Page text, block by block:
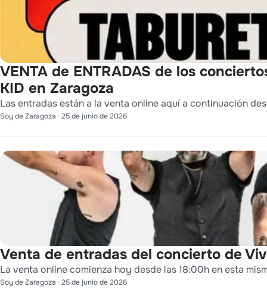
VENTA de ENTRADAS de los
KID en Zaragoza
Las entradas están a la venta online aquí a continuación
Soy de Zaragoza · 25 de junio de 2026
Venta de entradas del concierto de
La venta online comienza hoy desde las 18:00h en esta
Soy de Zaragoza · 25 de junio de 2026